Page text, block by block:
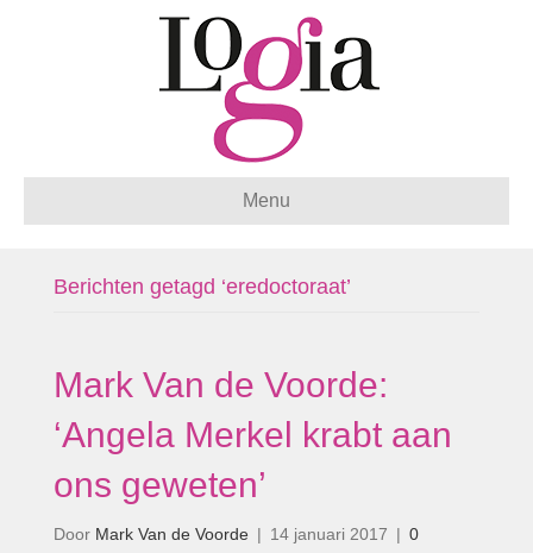
Menu
Berichten getagd ‘eredoctoraat’
Mark Van de Voorde:
‘Angela Merkel krabt aan
ons geweten’
Door Mark Van de Voorde | 14 januari 2017 | 0